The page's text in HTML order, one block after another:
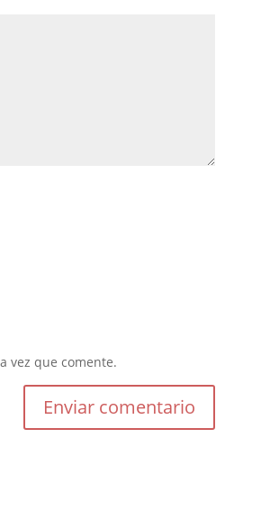
vez que comente.